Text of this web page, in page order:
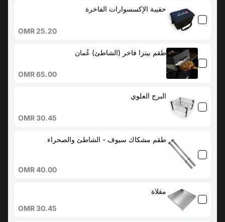
حقيبة الإكسسوارات الفاخرة
OMR 25.20
طقم بيتزا فاخر (الشاطئ) عُمان
OMR 65.00
البرج العلوي
OMR 30.45
طقم مشكاك سيوف - الشاطئ والصحراء
OMR 40.00
مقلاة
OMR 30.45